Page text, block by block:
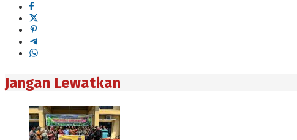
Jangan Lewatkan